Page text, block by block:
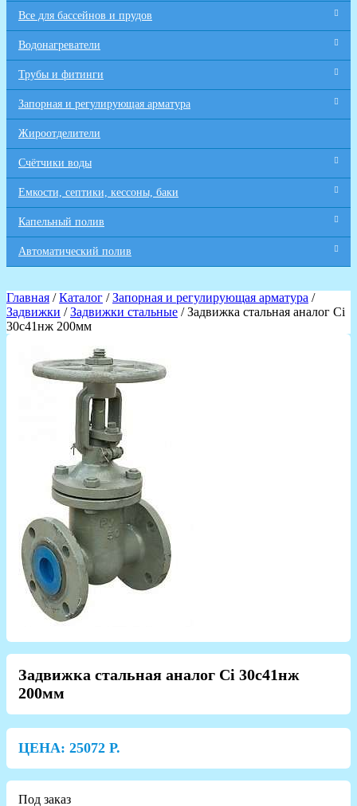
Все для бaссейнов и прудов
Водонагреватели
Трубы и фитинги
Запорная и регулирующая арматура
Жироотделители
Счётчики воды
Емкости, септики, кессоны, баки
Капельный полив
Автоматический полив
Главная /Каталог /Запорная и регулирующая арматура /
Задвижки /Задвижки стальные / Задвижка стальная аналог Ci
30с41нж 200мм
Задвижка стальная аналог Ci 30с41нж
200мм
ЦЕНА: 25072 Р.
Под заказ